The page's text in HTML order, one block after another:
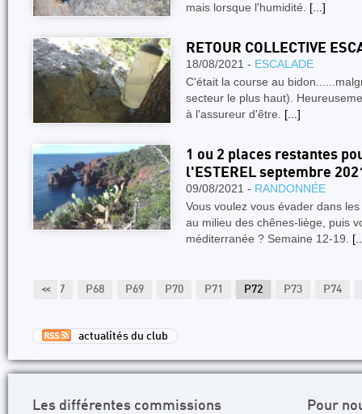
mais lorsque l'humidité. [...]
RETOUR COLLECTIVE
18/08/2021 - ESCALADE
C'était la course au
secteur le plus haut).
à l'assureur d'être. [...]
1 ou 2 places restantes
l'ESTEREL septembre
09/08/2021 - RANDONNÉE
Vous voulez vous évader dans
au milieu des chênes-liège, puis
méditerranée ? Semaine 12-19.
<<P67 P68 P69 P70 P71 P72 P73 P74
actualités du club
Les différentes commissions
Pour